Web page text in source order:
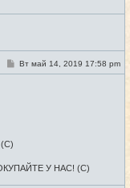
#7
С
о
Вт май 14, 2019 17:58 pm
(С)
У НАС! (С)